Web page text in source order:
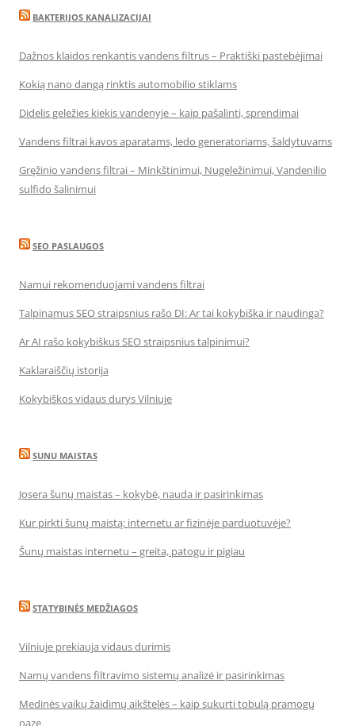
BAKTERIJOS KANALIZACIJAI
Dažnos klaidos renkantis vandens filtrus – Praktiški pastebėjimai
Kokią nano dangą rinktis automobilio stiklams
Didelis geležies kiekis vandenyje – kaip pašalinti, sprendimai
Vandens filtrai kavos aparatams, ledo generatoriams, šaldytuvams
Gręžinio vandens filtrai – Minkštinimui, Nugeležinimui, Vandenilio
sulfido šalinimui
SEO PASLAUGOS
Namui rekomenduojami vandens filtrai
Talpinamus SEO straipsnius rašo DI: Ar tai kokybiška ir naudinga?
Ar AI rašo kokybiškus SEO straipsnius talpinimui?
Kaklaraiščių istorija
Kokybiškos vidaus durys Vilniuje
SUNU MAISTAS
Josera šunų maistas – kokybė, nauda ir pasirinkimas
Kur pirkti šunų maistą: internetu ar fizinėje parduotuvėje?
Šunų maistas internetu – greita, patogu ir pigiau
STATYBINĖS MEDŽIAGOS
Vilniuje prekiauja vidaus durimis
Namų vandens filtravimo sistemų analizė ir pasirinkimas
Medinės vaikų žaidimų aikštelės – kaip sukurti tobulą pramogų
oazę